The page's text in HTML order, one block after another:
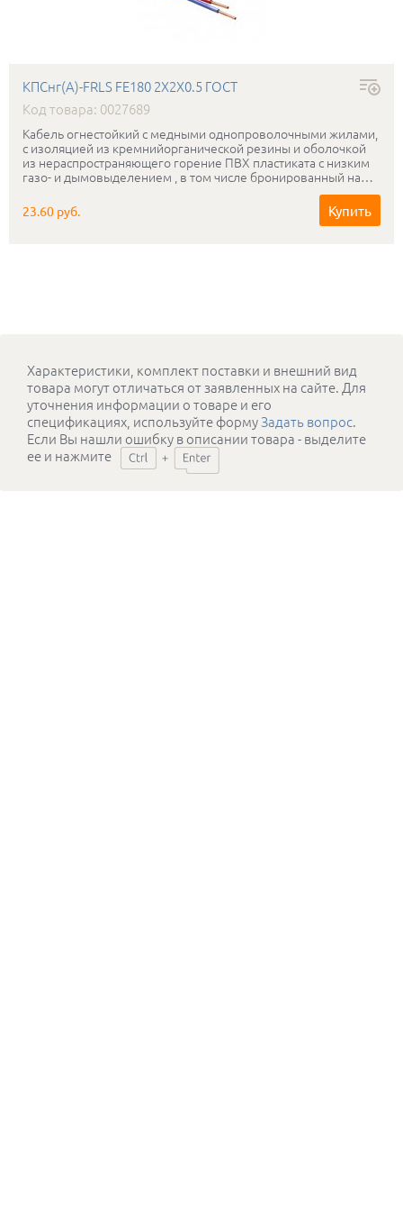
КПСнг(А)-FRLS FE180 2Х2Х0.5 ГОСТ
Код товара: 0027689
Кабель огнестойкий с медными однопроволочными жилами,
с изоляцией из кремнийорганической резины и оболочкой
из нераспространяющего горение ПВХ пластиката с низким
газо- и дымовыделением , в том числе бронированный на
работоспособность в условиях открытого пламени в течении
180мин.
23.60 руб. Купить
Характеристики, комплект поставки и внешний вид
товара могут отличаться от заявленных на сайте. Для
уточнения информации о товаре и его
спецификациях, используйте формуЗадать вопрос.
Если Вы нашли ошибку в описании товара - выделите
ее и нажмите